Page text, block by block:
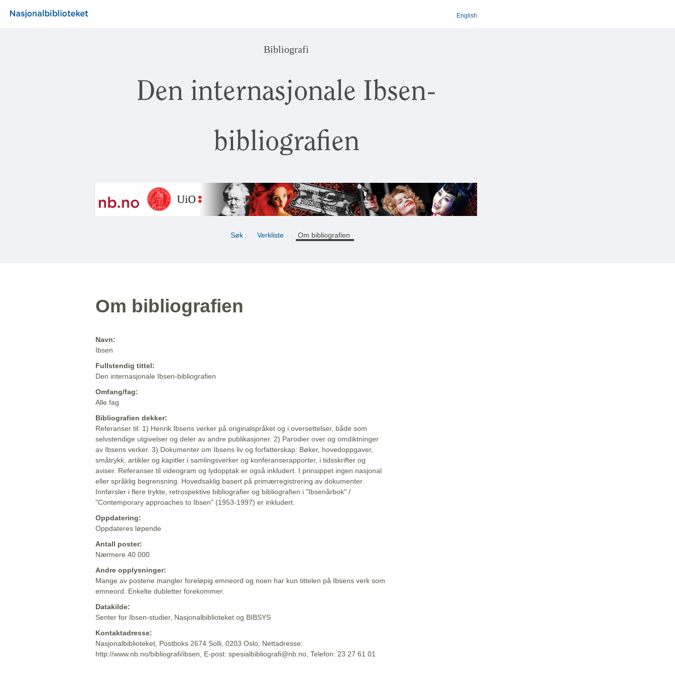
English
Bibliografi
Den internasjonale Ibsen-
bibliografien
Søk Verkliste Om bibliografien
Om bibliografien
Navn:
Ibsen
Fullstendig tittel:
Den internasjonale Ibsen-bibliografien
Omfang/fag:
Alle fag
Bibliografien dekker:
Referanser til: 1) Henrik Ibsens verker på originalspråket og i oversettelser, både som
selvstendige utgivelser og deler av andre publikasjoner. 2) Parodier over og omdiktninger
av Ibsens verker. 3) Dokumenter om Ibsens liv og forfatterskap: Bøker, hovedoppgaver,
småtrykk, artikler og kapitler i samlingsverker og konferanserapporter, i tidsskrifter og
aviser. Referanser til videogram og lydopptak er også inkludert. I prinsippet ingen nasjonal
eller språklig begrensning. Hovedsaklig basert på primærregistrering av dokumenter.
Innførsler i flere trykte, retrospektive bibliografier og bibliografien i "Ibsenårbok" /
"Contemporary approaches to Ibsen" (1953-1997) er inkludert.
Oppdatering:
Oppdateres løpende
Antall poster:
Nærmere 40 000
Andre opplysninger:
Mange av postene mangler foreløpig emneord og noen har kun tittelen på Ibsens verk som
emneord. Enkelte dubletter forekommer.
Datakilde:
Senter for Ibsen-studier, Nasjonalbiblioteket og BIBSYS
Kontaktadresse:
Nasjonalbiblioteket, Postboks 2674 Solli, 0203 Oslo, Nettadresse:
http://www.nb.no/bibliografi/ibsen, E-post: spesialbibliografi@nb.no, Telefon: 23 27 61 01